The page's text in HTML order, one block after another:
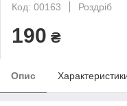
Код: 00163
Роздріб
190 ₴
Опис